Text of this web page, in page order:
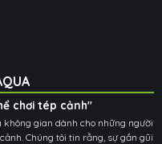
chơi tép cảnh"
không gian dành cho những người
Chúng tôi tin rằng, sự gần gũi